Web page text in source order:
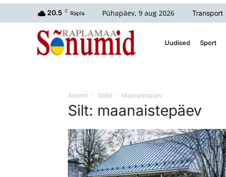
20.5 C Rapla Pühapäev, 9 aug 2026 Transport
Uudised Sport
Avaleht Sildid Maanaistepäev
Silt: maanaistepäev